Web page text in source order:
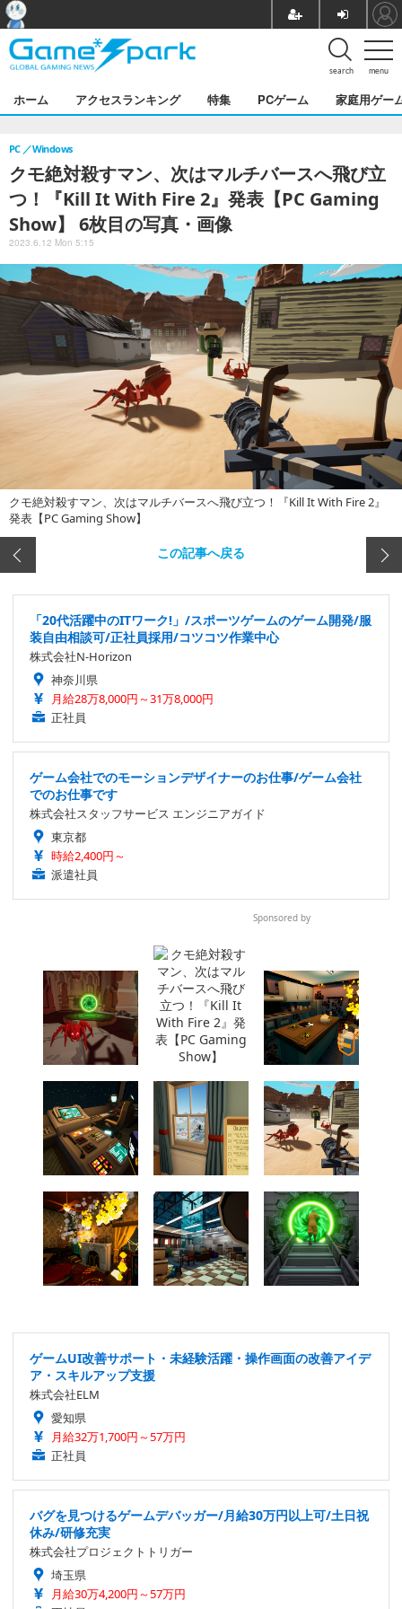
menu
search
ホーム アクセスランキング 特集 PCゲーム 家庭用ゲー
クモ絶対殺すマン、次はマルチバースへ飛び立
つ！『Kill It With Fire 2』発表【PC Gaming
Show】 6枚目の写真・画像
PC Windows
2023.6.12 Mon 5:15
クモ絶対殺すマン、次はマルチバースへ飛び立つ！『Kill It With Fire 2』
発表【PC Gaming Show】
この記事へ戻る
「20代活躍中のITワーク!」/スポーツゲームのゲーム開発/服
装自由相談可/正社員採用/コツコツ作業中心
株式会社N-Horizon
神奈川県
月給28万8,000円～31万8,000円
正社員
ゲーム会社でのモーションデザイナーのお仕事/ゲーム会社
でのお仕事です
株式会社スタッフサービス エンジニアガイド
東京都
時給2,400円～
派遣社員
Sponsored by
ゲームUI改善サポート・未経験活躍・操作画面の改善アイデ
ア・スキルアップ支援
株式会社ELM
愛知県
月給32万1,700円～57万円
正社員
バグを見つけるゲームデバッガー/月給30万円以上可/土日祝
休み/研修充実
株式会社プロジェクトトリガー
埼玉県
月給30万4,200円～57万円